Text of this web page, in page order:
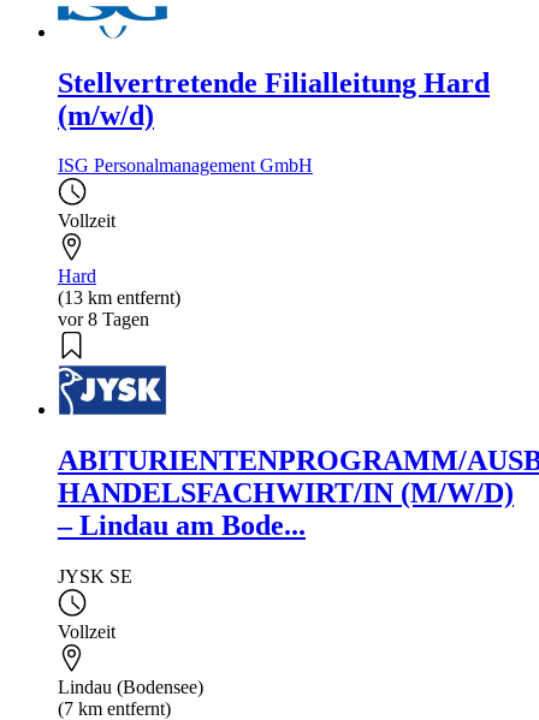
Stellvertretende Filialleitung Hard
(m/w/d)
ISG Personalmanagement GmbH
Vollzeit
Hard
(13 km entfernt)
vor 8 Tagen
ABITURIENTENPROGRAMM/
HANDELSFACHWIRT/IN (M/W/D)
– Lindau am Bode...
JYSK SE
Vollzeit
Lindau (Bodensee)
(7 km entfernt)